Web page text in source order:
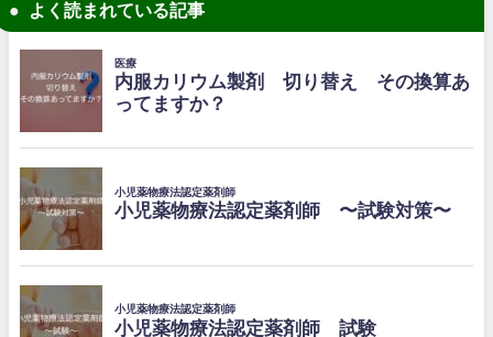
よく読まれている記事